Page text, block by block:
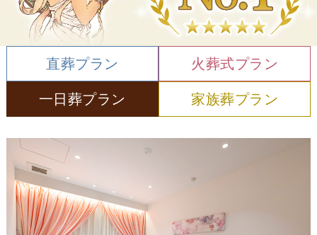
直葬プラン 火葬式プラン
一日葬プラン 家族葬プラン